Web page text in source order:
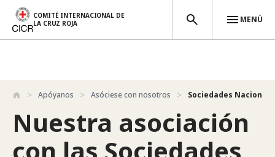
Pasar al contenido principal
COMITÉ INTERNACIONAL DE
LA CRUZ ROJA
MENÚ
Apóyanos Asóciese con nosotros Sociedades
Nuestra asociación